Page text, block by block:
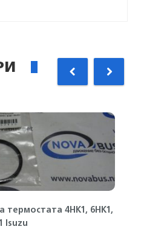
термостата 4HK1, 6HK1,
Isuzu